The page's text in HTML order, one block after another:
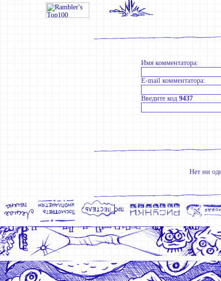
Имя комментатора:
E-mail комментатора:
Введите код 9437
Нет ни